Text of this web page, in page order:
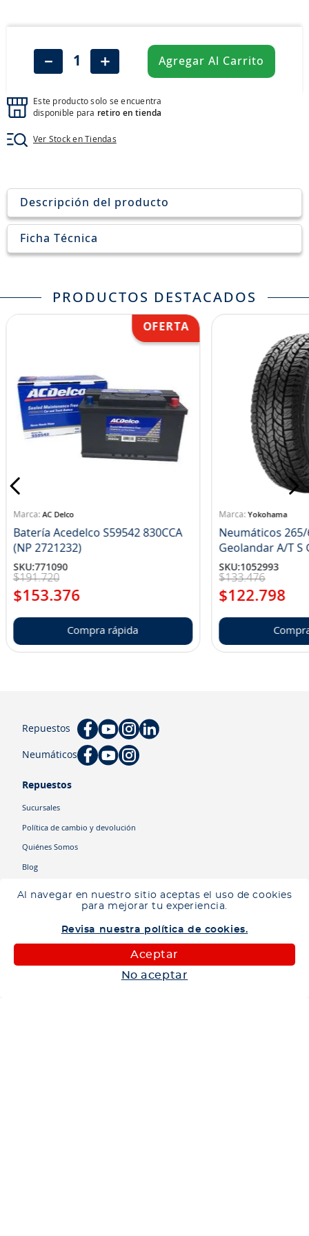
Al navegar en nuestro sitio aceptas el uso de cookies
para mejorar tu experiencia.
Revisa nuestra política de cookies.
Aceptar
No aceptar
＋
－ Agregar Al Carrito
Este producto solo se encuentra
disponible para retiro en tienda
Ver Stock en Tiendas
Ingresa tu ubicación para ver los productos disponibles en tu zona
Descripción del producto
Ficha Técnica
PRODUCTOS DESTACADOS
AC Delco
Batería Acedelco S59542 830CCA
(NP 2721232)
SKU:771090
$191.720
$153.376
Compra rápida
Yokohama
Neumáticos 265/
SKU:1052993
$133.476
$122.798
Repuestos
Neumáticos
Repuestos
Sucursales
Política de cambio y devolución
Quiénes Somos
Blog
john deere